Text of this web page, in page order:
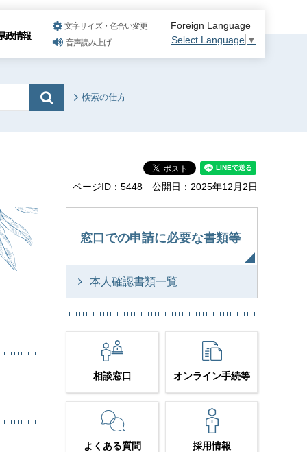
政情報
文字サイズ・色合い変更
音声読み上げ
Foreign Language
Select Language ▼
検索の仕方
ページID：5448 公開日：2025年12月2日
窓口での申請に必要な書類等
本人確認書類一覧
相談窓口 オンライン手続等
よくある質問 採用情報